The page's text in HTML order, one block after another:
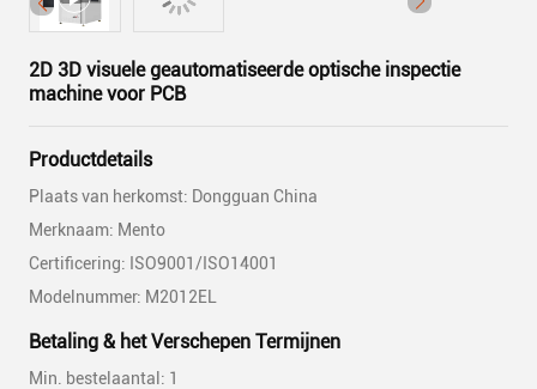
2D 3D visuele geautomatiseerde optische inspectie
machine voor PCB
Productdetails
Plaats van herkomst: Dongguan China
Merknaam: Mento
Certificering: ISO9001/ISO14001
Modelnummer: M2012EL
Betaling & het Verschepen Termijnen
Min. bestelaantal: 1